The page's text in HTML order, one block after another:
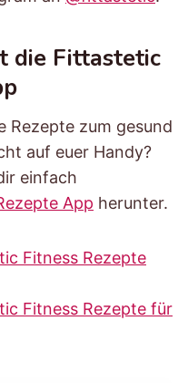
die Fittastetic
Rezepte zum gesund
auf euer Handy?
einfach
App herunter.
Fitness Rezepte
Fitness Rezepte für